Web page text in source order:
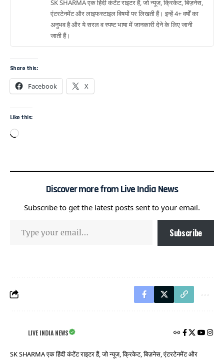
SK SHARMA एक हिंदी कंटेंट राइटर हैं, जो न्यूज, क्रिकेट, बिज़नेस,
एंटरटेनमेंट और लाइफस्टाइल विषयों पर लिखती हैं। इन्हें 4+ वर्षों का
अनुभव है और ये सरल व स्पष्ट भाषा में जानकारी देने के लिए जानी
जाती हैं।
Share this:
Facebook X
Like this:
Discover more from Live India News
Subscribe to get the latest posts sent to your email.
Subscribe
LIVE INDIA NEWS
SK SHARMA एक हिंदी कंटेंट राइटर हैं, जो न्यूज, क्रिकेट, बिज़नेस, एंटरटेनमेंट और